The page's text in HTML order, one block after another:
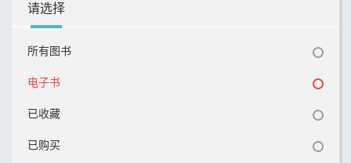
请选择
所有图书
电子书
已收藏
已购买